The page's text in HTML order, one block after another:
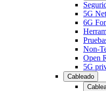
5G
6G
Non-
Open
5G
Cableado